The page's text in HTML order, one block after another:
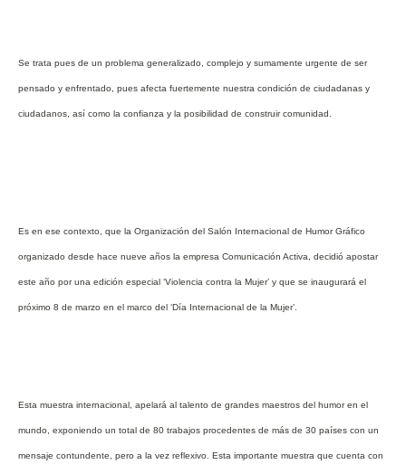
Se trata pues de un problema generalizado, complejo y sumamente urgente de ser
pensado y enfrentado, pues afecta fuertemente nuestra condición de ciudadanas y
ciudadanos, así como la confianza y la posibilidad de construir comunidad.
Es en ese contexto, que la Organización del Salón Internacional de Humor Gráfico
organizado desde hace nueve años la empresa Comunicación Activa, decidió apostar
este año por una edición especial ‘Violencia contra la Mujer’ y que se inaugurará el
próximo 8 de marzo en el marco del ‘Día Internacional de la Mujer’.
Esta muestra internacional, apelará al talento de grandes maestros del humor en el
mundo, exponiendo un total de 80 trabajos procedentes de más de 30 países con un
mensaje contundente, pero a la vez reflexivo. Esta importante muestra que cuenta con